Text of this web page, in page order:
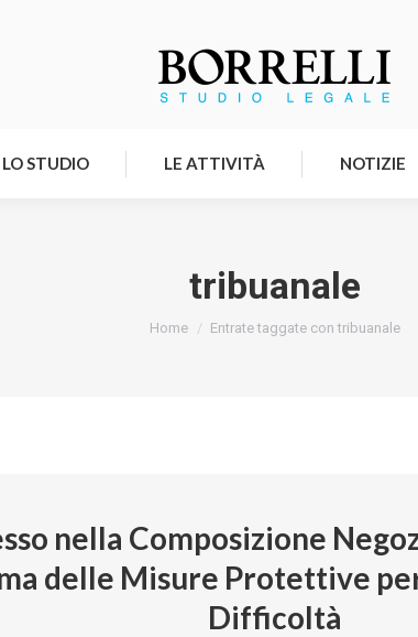
LO STUDIO LE ATTIVITÀ NOTIZIE
tribuanale
Tu sei qui:
Home Entrate taggate con tribuanale
nella Composizione
delle Misure Protettive
Difficoltà
LO STUDIO LE